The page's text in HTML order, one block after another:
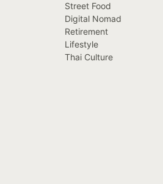
Street Food
Digital Nomad
Retirement
Lifestyle
Thai Culture